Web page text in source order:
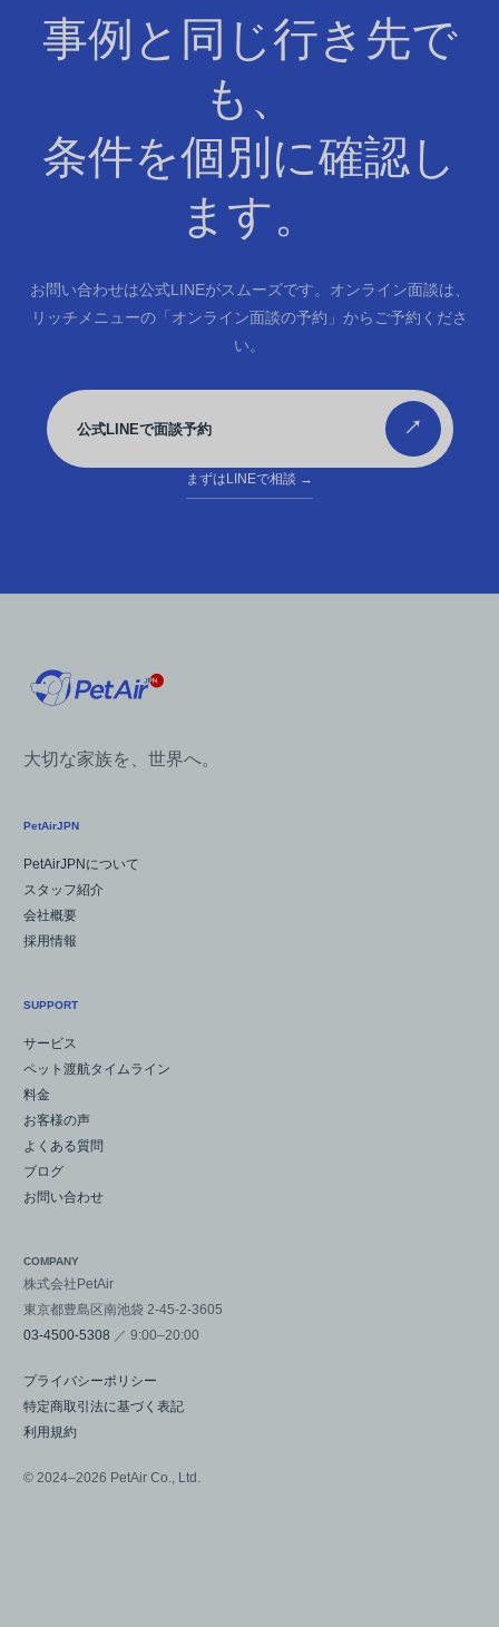
事例と同じ行き先で
も、
条件を個別に確認し
ます。
お問い合わせは公式LINEがスムーズです。オンライン面談は、
リッチメニューの「オンライン面談の予約」からご予約くださ
い。
公式LINEで面談予約 ↗
まずはLINEで相談 →
大切な家族を、世界へ。
PetAirJPN
PetAirJPNについて
スタッフ紹介
会社概要
採用情報
SUPPORT
サービス
ペット渡航タイムライン
料金
お客様の声
よくある質問
ブログ
お問い合わせ
COMPANY
株式会社PetAir
東京都豊島区南池袋 2-45-2-3605
03-4500-5308 ／ 9:00–20:00
プライバシーポリシー
特定商取引法に基づく表記
利用規約
© 2024–2026 PetAir Co., Ltd.